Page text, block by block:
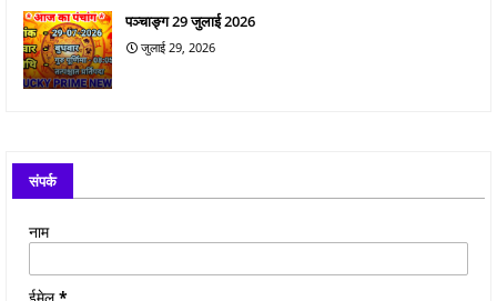
पञ्चाङ्ग 29 जुलाई 2026
जुलाई 29, 2026
संपर्क
नाम